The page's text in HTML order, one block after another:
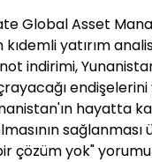
Global Asset
yatırım
indirimi,
hayatta
sağlanması
çözüm yok"